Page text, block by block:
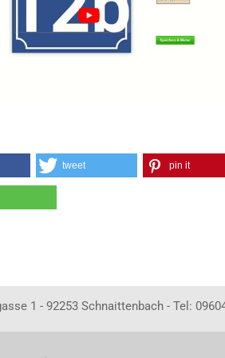
tweet pin it
1 - 92253 Schnaittenbach - Tel: